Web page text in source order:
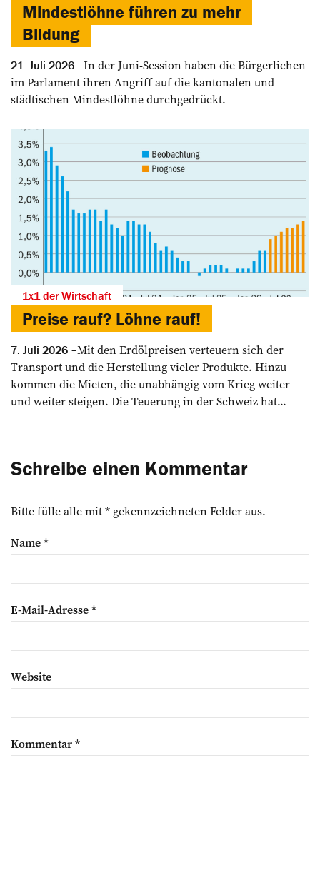
Mindestlöhne führen zu mehr
Bildung
21. Juli 2026
In der Juni-Session haben die Bürgerlichen
im Parlament ihren Angriff auf die kantonalen und
städtischen Mindestlöhne durchgedrückt.
1x1 der Wirtschaft
Preise rauf? Löhne rauf!
7. Juli 2026
Mit den Erdölpreisen verteuern sich der
Transport und die Herstellung vieler Produkte. Hinzu
kommen die Mieten, die unabhängig vom Krieg weiter
und weiter steigen. Die Teuerung in der Schweiz hat...
Schreibe einen Kommentar
Bitte fülle alle mit * gekennzeichneten Felder aus.
Name*
E-Mail-Adresse*
Website
Kommentar*